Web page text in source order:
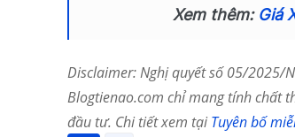
Xem thêm: Giá
Disclaimer: Nghị quyết số 05/2025/
Blogtienao.com chỉ mang tính chất
đầu tư. Chi tiết xem tạiTuyên bố